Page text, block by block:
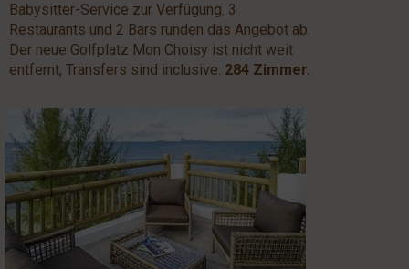
Babysitter-Service zur Verfügung. 3
Restaurants und 2 Bars runden das Angebot ab.
Der neue Golfplatz Mon Choisy ist nicht weit
entfernt, Transfers sind inclusive. 284 Zimmer.